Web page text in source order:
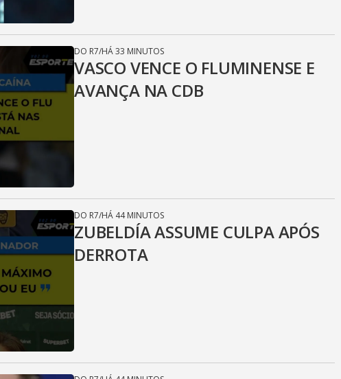
DO R7/HÁ 33 MINUTOS
VASCO VENCE O FLUMINENSE E
AVANÇA NA CDB
DO R7/HÁ 44 MINUTOS
ZUBELDÍA ASSUME CULPA APÓS
DERROTA